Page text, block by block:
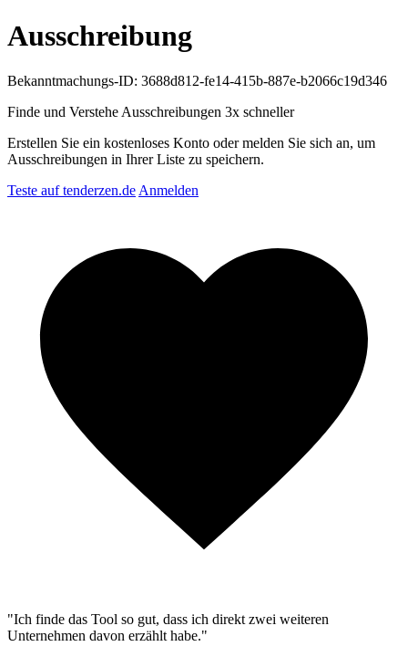
Ausschreibung
Bekanntmachungs-ID: 3688d812-fe14-415b-887e-b2066c19d346
Finde und Verstehe Ausschreibungen 3x schneller
Erstellen Sie ein kostenloses Konto oder melden Sie sich an, um
Ausschreibungen in Ihrer Liste zu speichern.
Teste auf tenderzen.de Anmelden
"Ich finde das Tool so gut, dass ich direkt zwei weiteren
Unternehmen davon erzählt habe."